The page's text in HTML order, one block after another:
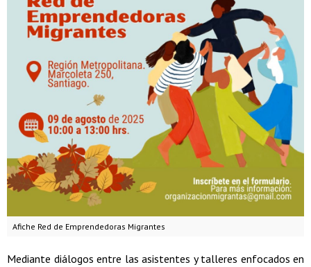
Afiche Red de Emprendedoras Migrantes
Mediante diálogos entre las asistentes y talleres enfocados en